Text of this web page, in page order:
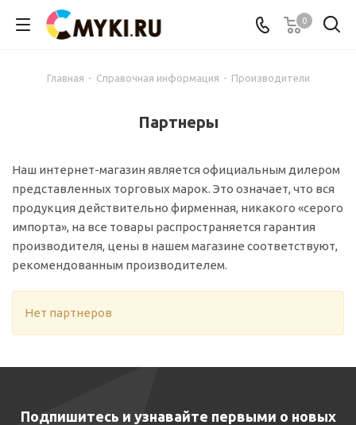
0
Главная - Справочная информация - Производители
Партнеры
Наш интернет-магазин является официальным дилером
представленных торговых марок. Это означает, что вся
продукция действительно фирменная, никакого «серого
импорта», на все товары распространяется гарантия
производителя, цены в нашем магазине соответствуют,
рекомендованным производителем.
Нет партнеров
Подпишитесь и узнавайте первыми о новых